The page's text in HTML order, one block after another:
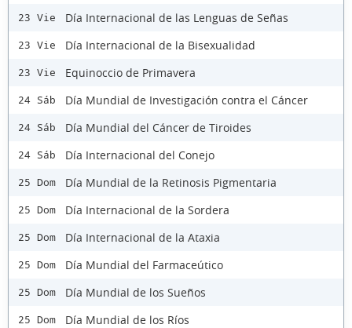
23 Vie Día Internacional de las Lenguas de Señas
23 Vie Día Internacional de la Bisexualidad
23 Vie Equinoccio de Primavera
24 Sáb Día Mundial de Investigación contra el Cáncer
24 Sáb Día Mundial del Cáncer de Tiroides
24 Sáb Día Internacional del Conejo
25 Dom Día Mundial de la Retinosis Pigmentaria
25 Dom Día Internacional de la Sordera
25 Dom Día Internacional de la Ataxia
25 Dom Día Mundial del Farmaceútico
25 Dom Día Mundial de los Sueños
25 Dom Día Mundial de los Ríos